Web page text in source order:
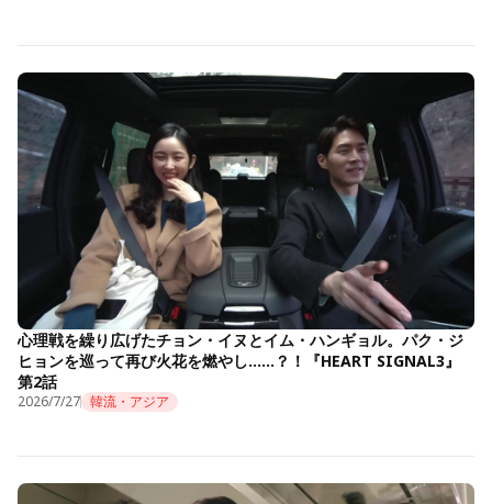
心理戦を繰り広げたチョン・イヌとイム・ハンギョル。パク・ジ
ヒョンを巡って再び火花を燃やし……？！『HEART SIGNAL3』
第2話
2026/7/27 韓流・アジア